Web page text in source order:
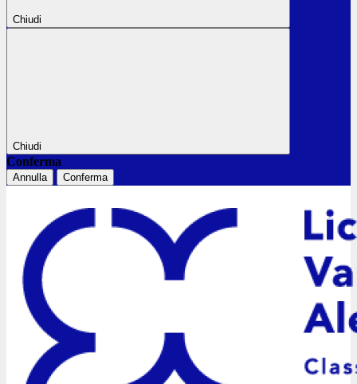
Chiudi
Chiudi
Conferma
Annulla Conferma